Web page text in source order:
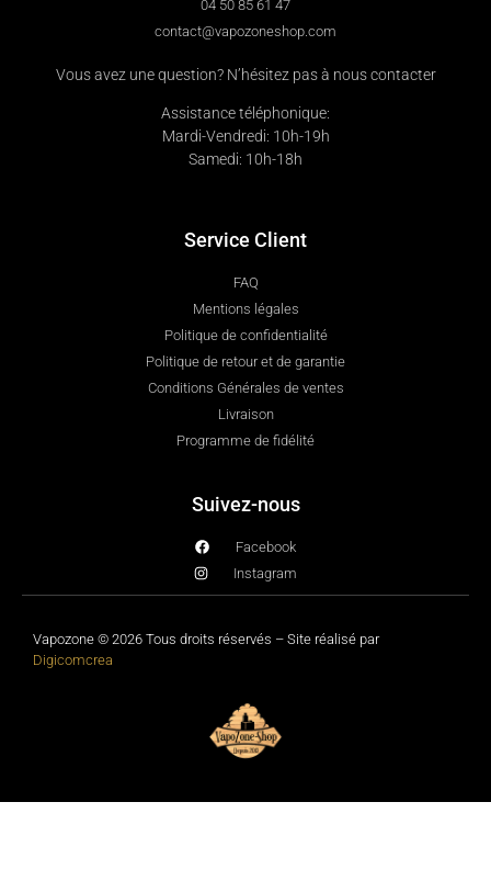
04 50 85 61 47
contact@vapozoneshop.com
Vous avez une question? N’hésitez pas à nous contacter
Assistance téléphonique:
Mardi-Vendredi: 10h-19h
Samedi: 10h-18h
Service Client
FAQ
Mentions légales
Politique de confidentialité
Politique de retour et de garantie
Conditions Générales de ventes
Livraison
Programme de fidélité
Suivez-nous
Facebook
Instagram
Vapozone © 2026 Tous droits réservés – Site réalisé par
Digicomcrea